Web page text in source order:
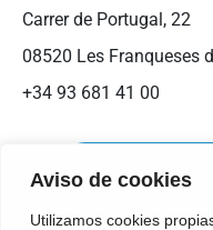
Aviso de cookies
Utilizamos cookies
Carrer de Portugal, 22
08520 Les Franqueses
+34 93 681 41 00